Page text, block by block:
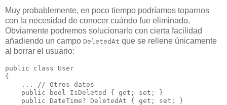
Muy probablemente, en poco tiempo podríamos toparnos
con la necesidad de conocer cuándo fue eliminado.
Obviamente podremos solucionarlo con cierta facilidad
añadiendo un campo DeletedAt que se rellene únicamente
al borrar el usuario:
public class User
{
    ... // Otros datos
    public bool IsDeleted { get; set; }
    public DateTime? DeletedAt { get; set; }